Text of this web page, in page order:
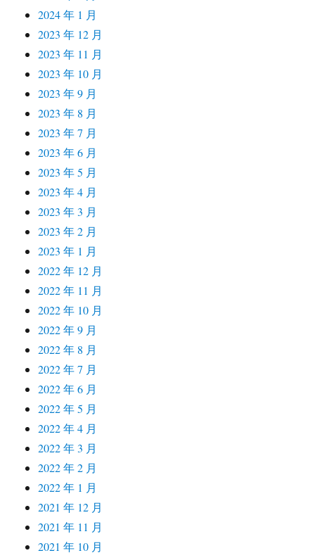
2024 年 1 月
2023 年 12 月
2023 年 11 月
2023 年 10 月
2023 年 9 月
2023 年 8 月
2023 年 7 月
2023 年 6 月
2023 年 5 月
2023 年 4 月
2023 年 3 月
2023 年 2 月
2023 年 1 月
2022 年 12 月
2022 年 11 月
2022 年 10 月
2022 年 9 月
2022 年 8 月
2022 年 7 月
2022 年 6 月
2022 年 5 月
2022 年 4 月
2022 年 3 月
2022 年 2 月
2022 年 1 月
2021 年 12 月
2021 年 11 月
2021 年 10 月